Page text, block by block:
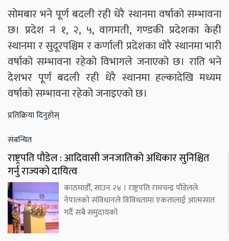
सोमबार भने पूर्ण बदली रही धेरै स्थानमा वर्षाको सम्भावना
छ। प्रदेश नं १, २, ५, वागमती, गण्डकी प्रदेशका केही
स्थानमा र सुदूरपश्चिम र कर्णाली प्रदेशका थोरै स्थानमा भारी
वर्षाको सम्भावना रहेको विभागले जनाएको छ। राति भने
देशभर पूर्ण बदली रही धेरै स्थानमा हल्कादेखि मध्यम
वर्षाको सम्भावना रहेको जनाइएको छ।
प्रतिक्रिया दिनुहोस्
संबन्धित
राष्ट्रपति पौडेल : आदिवासी जनजातिको अधिकार सुनिश्चित
गर्नु राज्यको दायित्व
काठमाडौँ, साउन २४ । राष्ट्रपति रामचन्द्र पौडेलले
नेपालको संविधानले विविधतामा एकतालाई आत्मसात
गर्दै सबै समुदायको